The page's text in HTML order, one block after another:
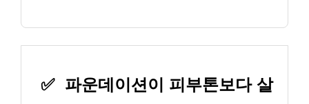
✅ 파운데이션이 피부톤보다 살